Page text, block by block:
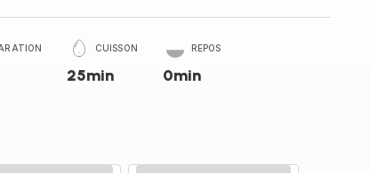
CUISSON
25min
REPOS
0min